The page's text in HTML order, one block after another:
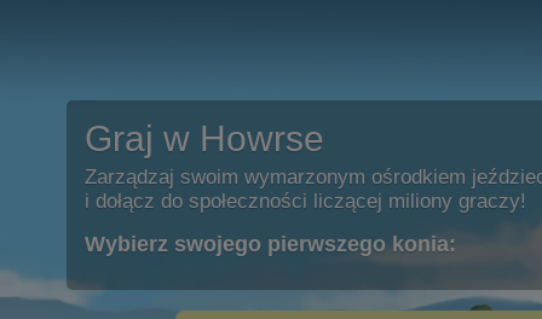
Graj w Howrse
Zarządzaj swoim wymarzonym ośrodkiem
i dołącz do społeczności liczącej miliony graczy!
Wybierz swojego pierwszego konia: